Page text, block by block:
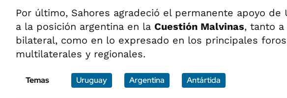
Por último, Sahores agradeció el permanente apoyo de
a la posición argentina en la Cuestión Malvinas, tanto a
bilateral, como en lo expresado en los principales foros
multilaterales y regionales.
Temas Uruguay Argentina Antártida